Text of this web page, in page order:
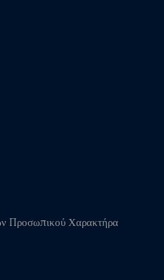
Προσωπικού Χαρακτήρα